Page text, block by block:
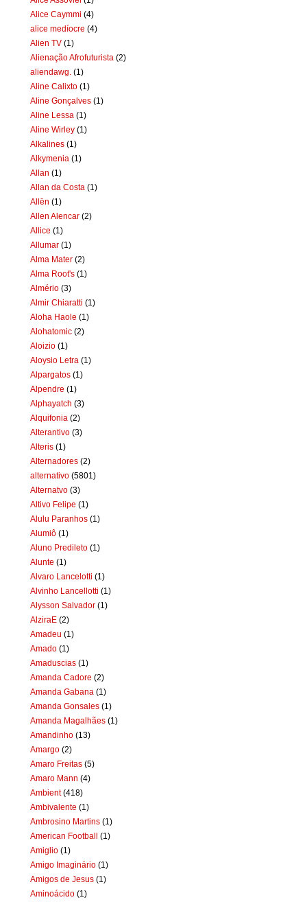
Alice Caymmi (4)
alice medíocre (4)
Alien TV (1)
Alienação Afrofuturista (2)
aliendawg. (1)
Aline Calixto (1)
Aline Gonçalves (1)
Aline Lessa (1)
Aline Wirley (1)
Alkalines (1)
Alkymenia (1)
Allan (1)
Allan da Costa (1)
Allën (1)
Allen Alencar (2)
Allice (1)
Allumar (1)
Alma Mater (2)
Alma Root's (1)
Almério (3)
Almir Chiaratti (1)
Aloha Haole (1)
Alohatomic (2)
Aloizio (1)
Aloysio Letra (1)
Alpargatos (1)
Alpendre (1)
Alphayatch (3)
Alquifonia (2)
Alterantivo (3)
Alteris (1)
Alternadores (2)
alternativo (5801)
Alternatvo (3)
Altivo Felipe (1)
Alulu Paranhos (1)
Alumiô (1)
Aluno Predileto (1)
Alunte (1)
Alvaro Lancelotti (1)
Alvinho Lancellotti (1)
Alysson Salvador (1)
AlziraE (2)
Amadeu (1)
Amado (1)
Amaduscias (1)
Amanda Cadore (2)
Amanda Gabana (1)
Amanda Gonsales (1)
Amanda Magalhães (1)
Amandinho (13)
Amargo (2)
Amaro Freitas (5)
Amaro Mann (4)
Ambient (418)
Ambivalente (1)
Ambrosino Martins (1)
American Football (1)
Amiglio (1)
Amigo Imaginário (1)
Amigos de Jesus (1)
Aminoácido (1)